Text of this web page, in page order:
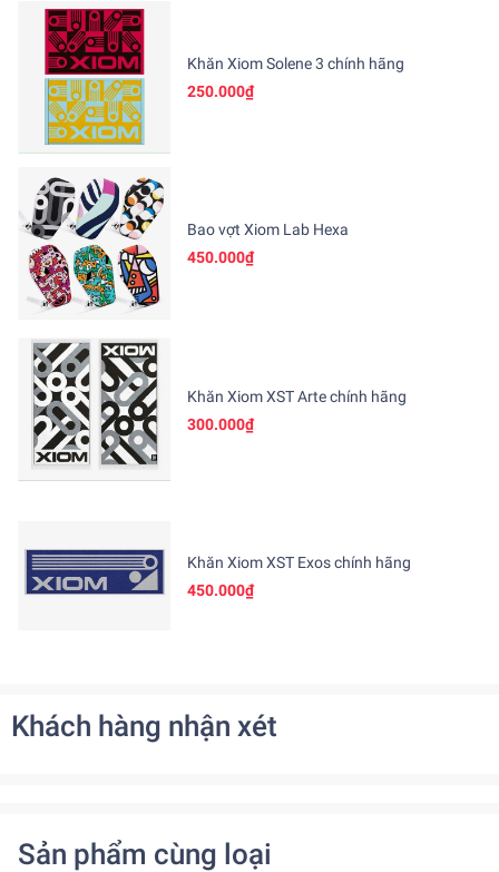
Khăn Xiom Solene 3 chính hãng
250.000₫
Bao vợt Xiom Lab Hexa
450.000₫
Khăn Xiom XST Arte chính hãng
300.000₫
Khăn Xiom XST Exos chính hãng
450.000₫
Khách hàng nhận xét
Sản phẩm cùng loại